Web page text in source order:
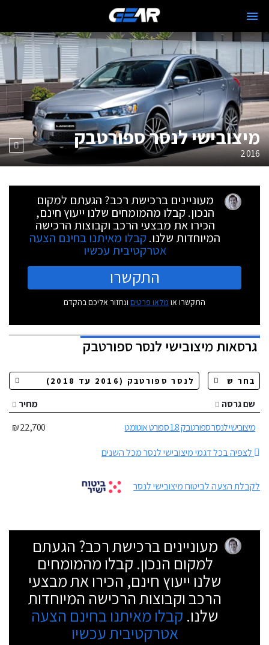
מיצובישי לנסר ספורטבק
2016
מעוניינים ברכישת רכב? הגעתם למקום
הנכון. קבלו מהמומחים שלנו ייעוץ חינם,
הכירו את מבצעי הרכב וקבוצות הרכישה
המיוחדות שלנו. קבלו מאיתנו בחינם הצעה
אטרקטיבית עכשיו
התקשרו
התקשרו או מלאו פרטים ונחזור אליכם בהקדם
גרסאותמיצובישי לנסר ספורטבק
שם גרסה
מחיר
מיצובישי לנסר ספורטבק 1.8 ספורט אוטומט
22,700 ₪
לצפיה בכל דגמי מיצובישי לנסר מכל השנים
לקבלת הצעה לביטוח מיצובישי לנסר
מעוניינים ברכישת רכב? הגעתם
למקום הנכון. קבלו מהמומחים
שלנו ייעוץ חינם, הכירו את מבצעי
הרכב וקבוצות הרכישה המיוחדות
שלנו. קבלו מאיתנו בחינם הצעה
אטרקטיבית עכשיו